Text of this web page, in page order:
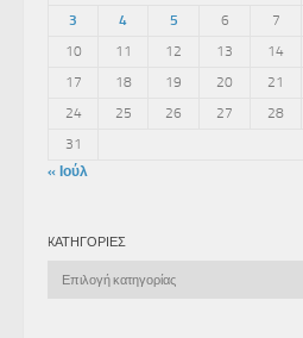
3
4 5 6 7
10
11 12 13 14
17
18 19 20 21
24
25 26 27 28
31
« Ιούλ
KΑΤΗΓΟΡΊΕΣ
Kατηγορίες